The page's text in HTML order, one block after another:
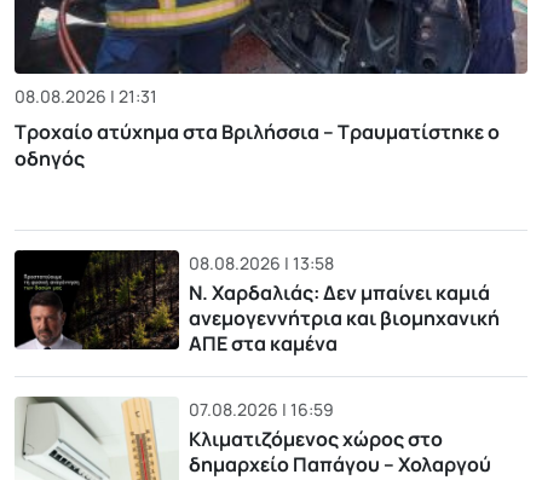
08.08.2026 | 21:31
Τροχαίο ατύχημα στα Βριλήσσια – Τραυματίστηκε ο
οδηγός
08.08.2026 | 13:58
Ν. Χαρδαλιάς: Δεν μπαίνει καμιά
ανεμογεννήτρια και βιομηχανική
ΑΠΕ στα καμένα
07.08.2026 | 16:59
Κλιματιζόμενος χώρος στο
δημαρχείο Παπάγου – Χολαργού